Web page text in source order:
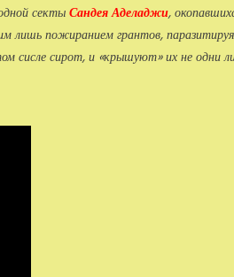
секты Сандея Аделаджи,
лишь пожиранием грантов,
сисле сирот, и «крышуют» их не одни